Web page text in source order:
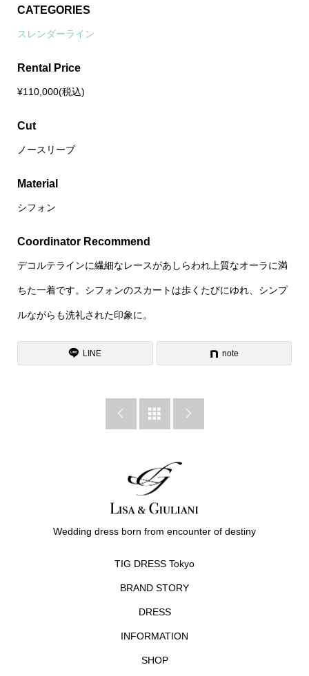
CATEGORIES
スレンダーライン
Rental Price
¥110,000(税込)
Cut
ノースリーブ
Material
シフォン
Coordinator Recommend
デコルテラインに繊細なレースがあしらわれ上質なオーラに満
ちた一着です。シフォンのスカートは歩くたびにゆれ、シンプ
ルながらも洗礼された印象に。
LINE note
  
Wedding dress born from encounter of destiny
TIG DRESS Tokyo
BRAND STORY
DRESS
INFORMATION
SHOP